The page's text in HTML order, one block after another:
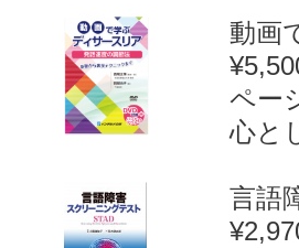
動画
ペー
心と
言語